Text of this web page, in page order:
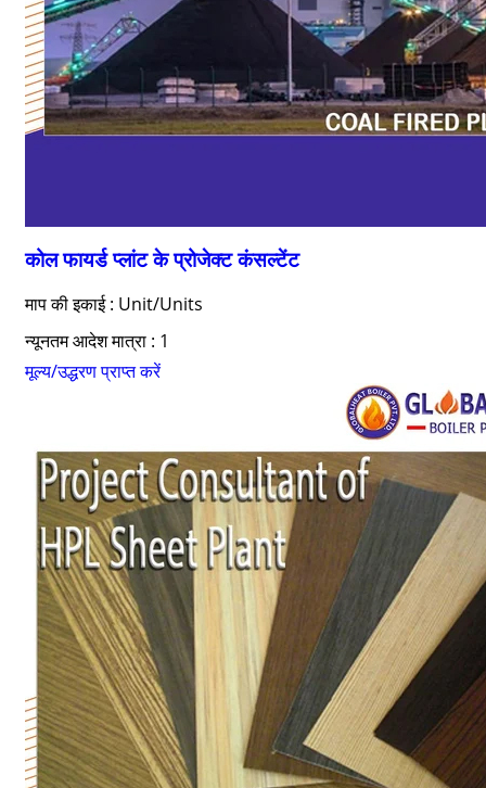
कोल फायर्ड प्लांट के प्रोजेक्ट कंसल्टेंट
माप की इकाई : Unit/Units
न्यूनतम आदेश मात्रा : 1
मूल्य/उद्धरण प्राप्त करें